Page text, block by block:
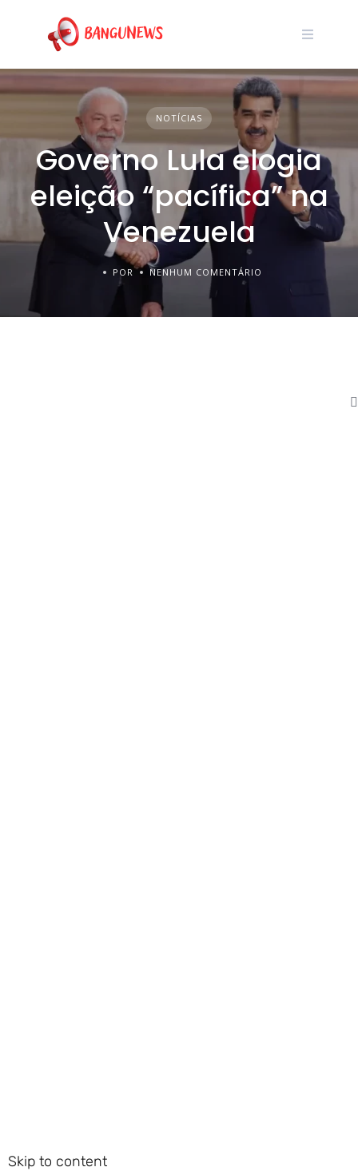
NOTÍCIAS
Governo Lula elogia
eleição “pacífica” na
Venezuela
POR NENHUM COMENTÁRIO
Skip to content